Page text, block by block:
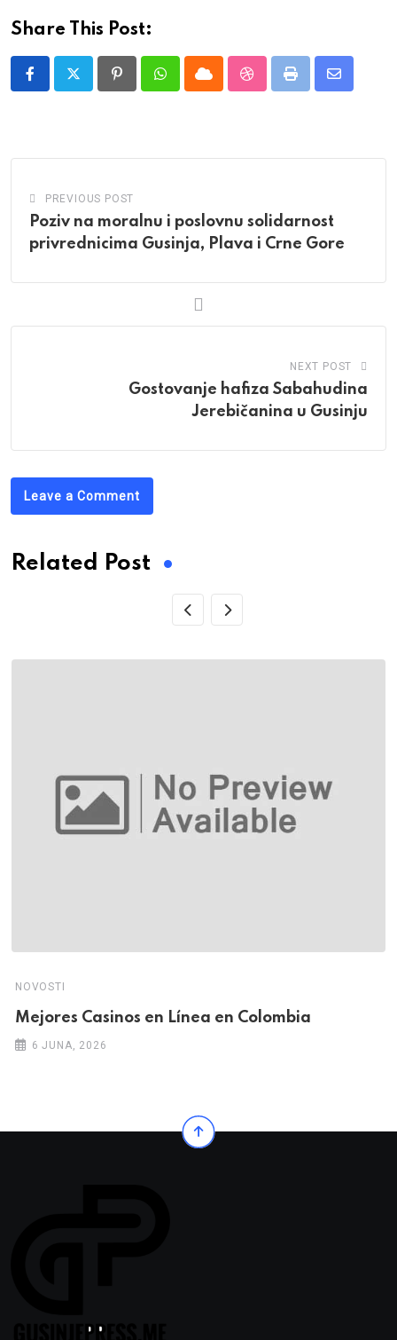
Share This Post:
PinterestWhatsappCloud StumbleUpon
Print
Share
PREVIOUS POST
Poziv na moralnu i poslovnu solidarnost
privrednicima Gusinja, Plava i Crne Gore
NEXT POST
Gostovanje hafiza Sabahudina
Jerebičanina u Gusinju
Leave a Comment
Related Post
NOVOSTI
Mejores Casinos en Línea en Colombia
6 JUNA, 2026